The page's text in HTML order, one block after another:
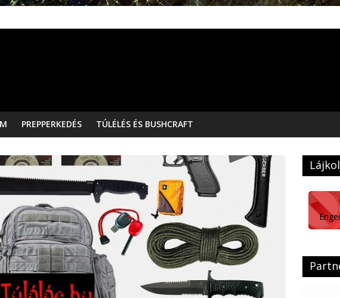
PREPPERKEDÉS TÚLÉLÉS ÉS BUSHCRAFT